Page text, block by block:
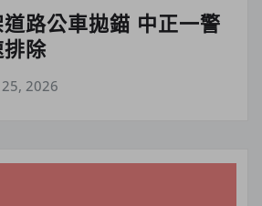
路公車拋錨 中正一警
除
2026